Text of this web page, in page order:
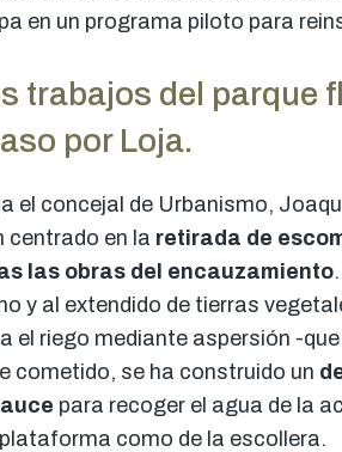
en un programa piloto para
trabajos del parque
por Loja.
el concejal de Urbanismo,
centrado en la retirada de
las obras del encauzamiento
y al extendido de tierras
el riego mediante aspersión -
cometido, se ha construido un
para recoger el agua de la
como de la escollera.